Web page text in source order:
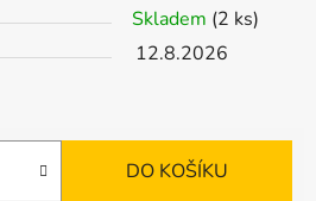
Skladem (2 ks)
12.8.2026
DO KOŠÍKU